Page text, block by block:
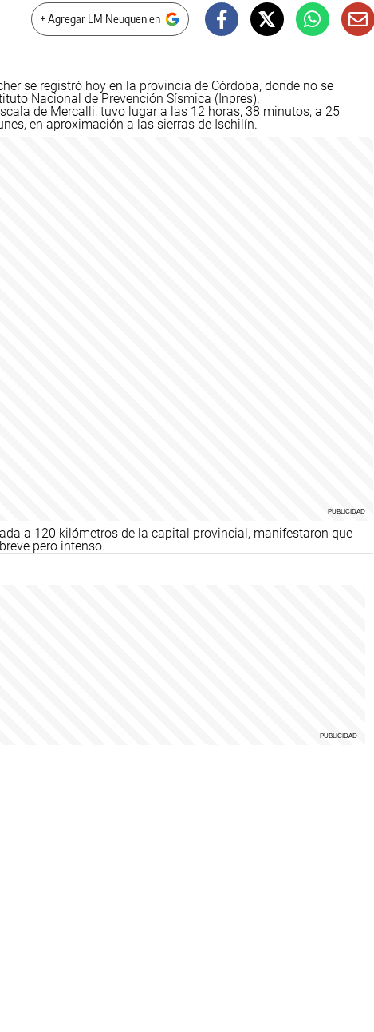
+ Agregar LM Neuquen en
se registró hoy en la provincia de Córdoba, donde no se
Nacional de Prevención Sísmica (Inpres).
de Mercalli, tuvo lugar a las 12 horas, 38 minutos, a 25
en aproximación a las sierras de Ischilín.
a 120 kilómetros de la capital provincial, manifestaron que
pero intenso.